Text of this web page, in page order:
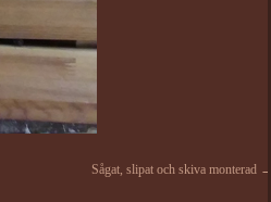
Sågat, slipat och skiva monterad